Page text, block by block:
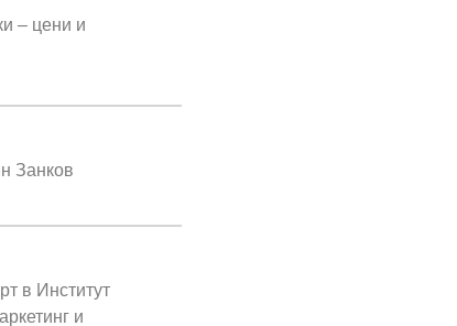
– цени и
Занков
в Институт
и